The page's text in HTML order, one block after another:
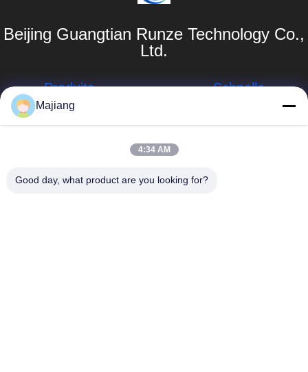
Beijing Guangtian Runze Technology Co.,
Ltd.
Produits
Server Dells GPU
Server Lenovo
18910255277
Schnelle
Majiang
4:34 AM
Good day, what product are you looking for?